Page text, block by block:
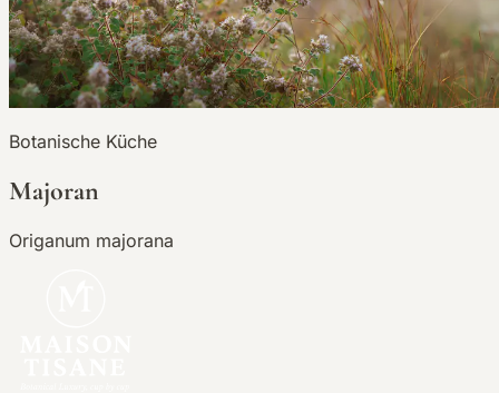
Botanische Küche
Majoran
Origanum majorana